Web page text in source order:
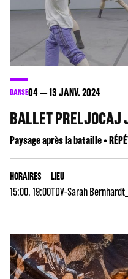
DANSE04 13JANV. 2024
BALLET PRELJOCAJ
Paysage après la bataille •
HORAIRES
15:00, 19:00
LIEU
TDV-Sarah